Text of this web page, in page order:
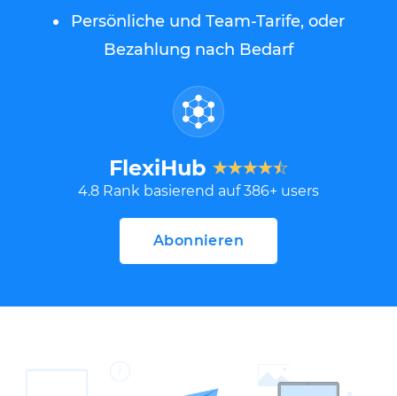
Persönliche und Team-Tarife, oder
Bezahlung nach Bedarf
FlexiHub
4.8 Rank basierend auf386+ users
Abonnieren